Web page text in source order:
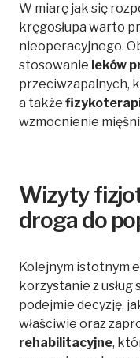
W miarę jak się
kręgosłupa warto
nieoperacyjnego.
stosowanie leków
przeciwzapalnych,
a także
wzmocnienie
Wizyty
droga do
Kolejnym istotnym
korzystanie z
podejmie decyzję,
właściwie oraz
rehabilitacyjne,